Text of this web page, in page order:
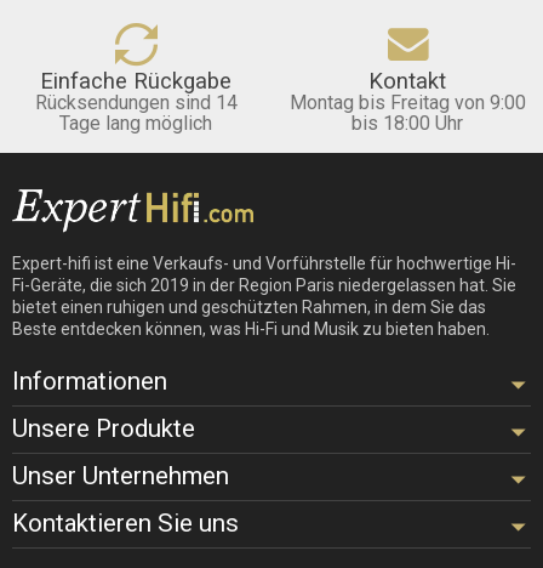
Einfache Rückgabe
Rücksendungen sind 14
Tage lang möglich
Kontakt
Montag bis Freitag von 9:00
bis 18:00 Uhr
Expert-hifi ist eine Verkaufs- und Vorführstelle für hochwertige Hi-
Fi-Geräte, die sich 2019 in der Region Paris niedergelassen hat. Sie
bietet einen ruhigen und geschützten Rahmen, in dem Sie das
Beste entdecken können, was Hi-Fi und Musik zu bieten haben.
Informationen
Unsere Produkte
Unser Unternehmen
Kontaktieren Sie uns